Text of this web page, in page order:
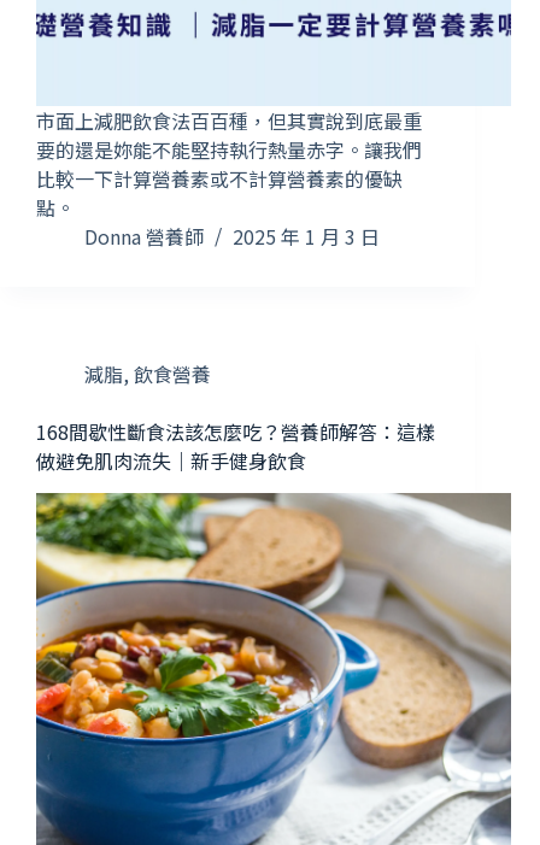
市面上減肥飲食法百百種，但其實說到底最重
要的還是妳能不能堅持執行熱量赤字。讓我們
比較一下計算營養素或不計算營養素的優缺
點。
Donna 營養師
2025 年 1 月 3 日
減脂, 飲食營養
168間歇性斷食法該怎麼吃？營養師解答：這樣
做避免肌肉流失｜新手健身飲食